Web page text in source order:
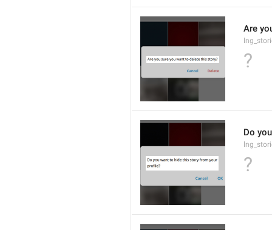
Are
?
Do
?